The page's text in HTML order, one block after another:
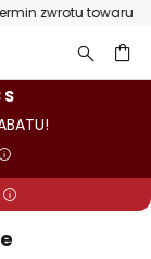
S
do 13%